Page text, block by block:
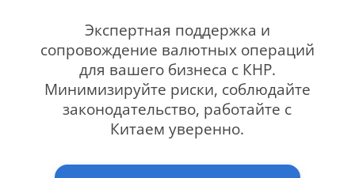
Экспертная поддержка и
сопровождение валютных операций
для вашего бизнеса с КНР.
Минимизируйте риски, соблюдайте
законодательство, работайте с
Китаем уверенно.